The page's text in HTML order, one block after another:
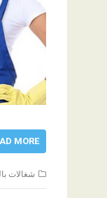
MORE
شغالات